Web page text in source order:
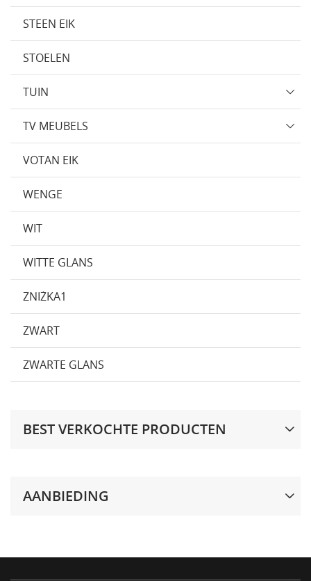
STEEN EIK
STOELEN
TUIN
TV MEUBELS
VOTAN EIK
WENGE
WIT
WITTE GLANS
ZNIŻKA1
ZWART
ZWARTE GLANS
BEST VERKOCHTE PRODUCTEN
AANBIEDING